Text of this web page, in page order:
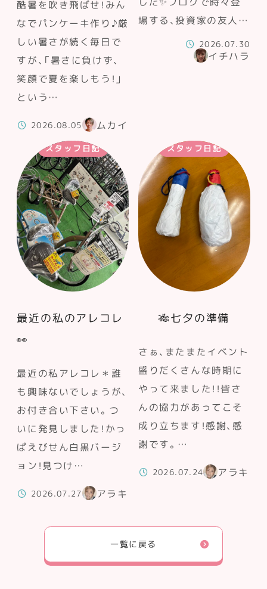
酷暑を吹き飛ばせ！みん
なでパンケーキ作り♪厳
しい暑さが続く毎日で
すが、「暑さに負けず、
笑顔で夏を楽しもう！」
という…
2026.08.05 ムカイ
場する、投資家の友人…
2026.07.30
イチハラ
スタッフ日記
最近の私のアレコレ
👀
最近の私アレコレ＊誰
も興味ないでしょうが、
お付き合い下さい。つ
いに発見しました！かっ
ぱえびせん白黒バージ
ョン！見つけ…
2026.07.27 アラキ
スタッフ日記
🎋七夕の準備
さぁ、またまたイベント
盛りだくさんな時期に
やって来ました！！皆さ
んの協力があってこそ
成り立ちます！感謝、感
謝です。…
2026.07.24 アラキ
一覧に戻る